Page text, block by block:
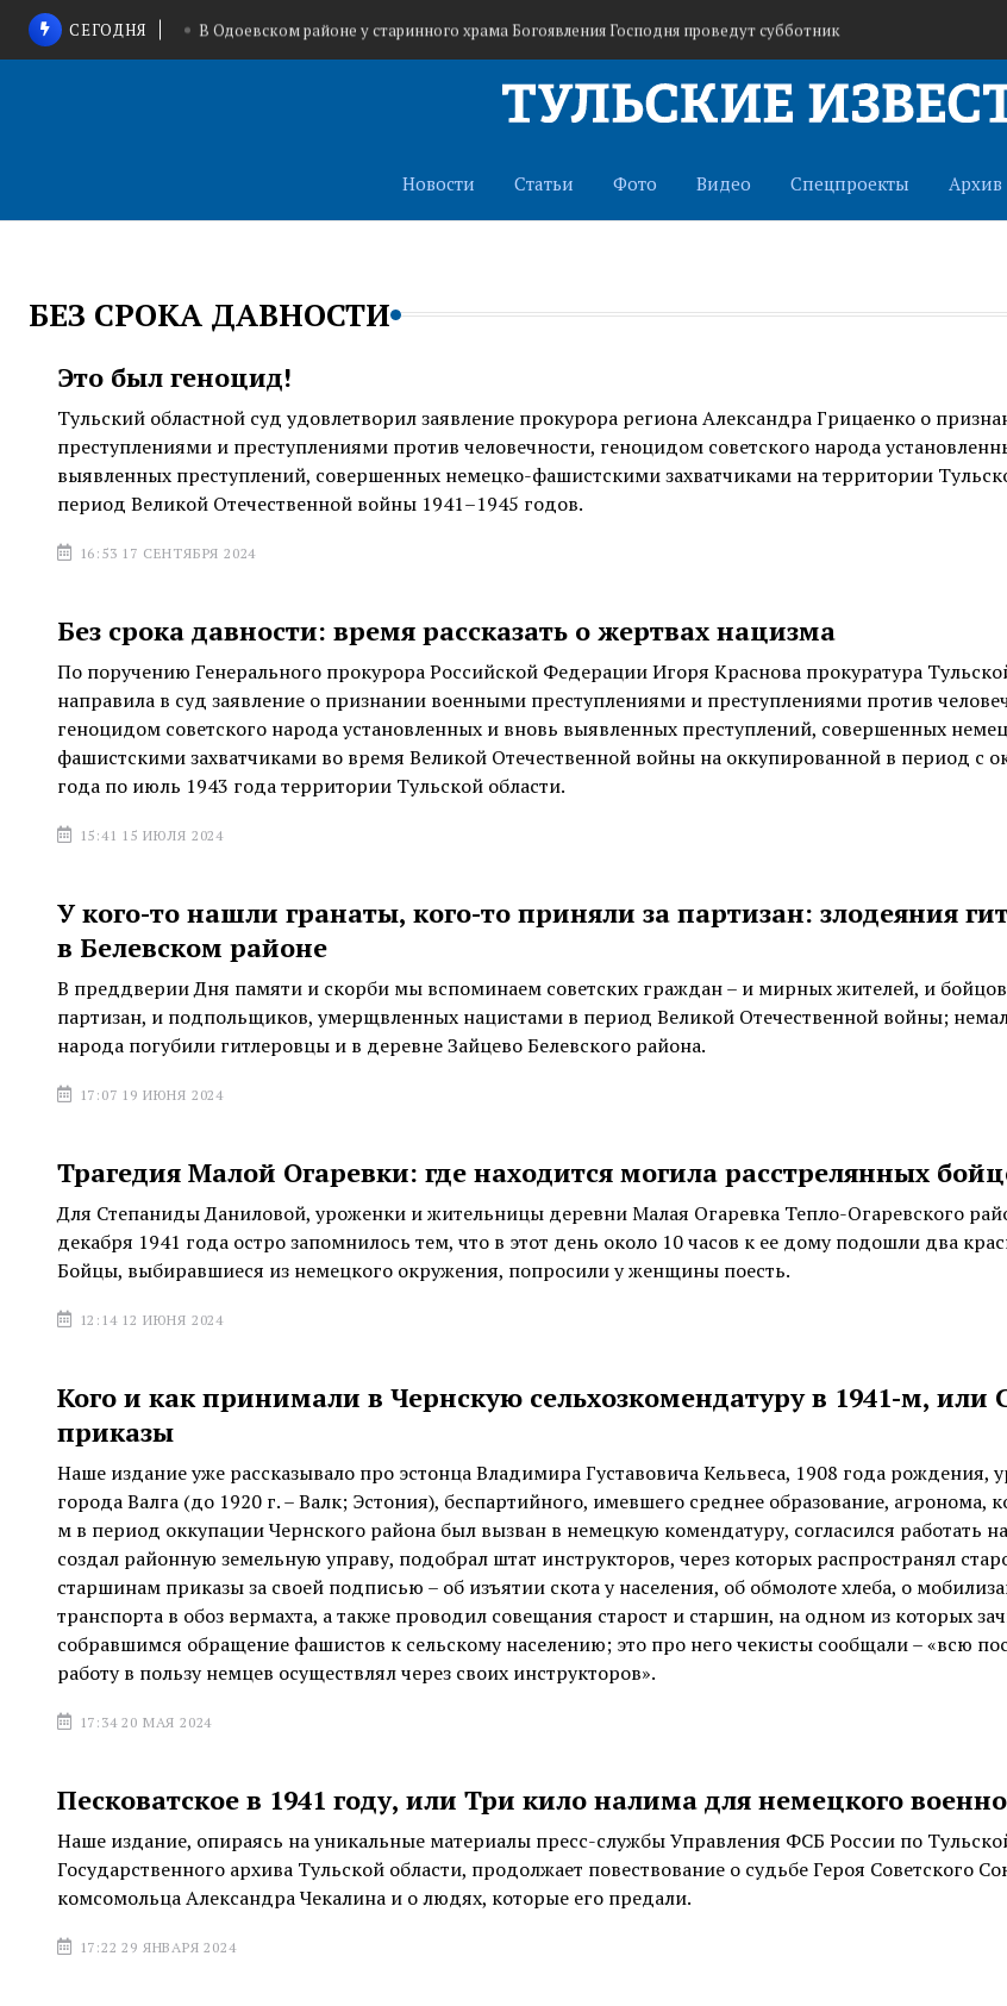
СЕГОДНЯ В Одоевском районе у старинного храма Богоявления Господня проведут субботник
В Тульской области идет набор добровольцев в отряд «БАРС-Тула» для защиты от БПЛА
Новости Статьи Фото Видео Спецпроекты Архив
БЕЗ СРОКА ДАВНОСТИ
Это был геноцид!
Тульский областной суд удовлетворил заявление прокурора региона Александра Грицаенко о
преступлениями и преступлениями против человечности, геноцидом советского народа
выявленных преступлений, совершенных немецко-фашистскими захватчиками на территории
период Великой Отечественной войны 1941–1945 годов.
16:53 17 СЕНТЯБРЯ 2024
Без срока давности: время рассказать о жертвах нацизма
По поручению Генерального прокурора Российской Федерации Игоря Краснова прокуратура
направила в суд заявление о признании военными преступлениями и преступлениями против
геноцидом советского народа установленных и вновь выявленных преступлений, совершенных
фашистскими захватчиками во время Великой Отечественной войны на оккупированной в период с
года по июль 1943 года территории Тульской области.
15:41 15 ИЮЛЯ 2024
У кого-то нашли гранаты, кого-то приняли за партизан: злодеяния
в Белевском районе
В преддверии Дня памяти и скорби мы вспоминаем советских граждан – и мирных жителей, и
партизан, и подпольщиков, умерщвленных нацистами в период Великой Отечественной войны;
народа погубили гитлеровцы и в деревне Зайцево Белевского района.
17:07 19 ИЮНЯ 2024
Трагедия Малой Огаревки: где находится могила расстрелянных
Для Степаниды Даниловой, уроженки и жительницы деревни Малая Огаревка Тепло-Огаревского
декабря 1941 года остро запомнилось тем, что в этот день около 10 часов к ее дому подошли два
Бойцы, выбиравшиеся из немецкого окружения, попросили у женщины поесть.
12:14 12 ИЮНЯ 2024
Кого и как принимали в Чернскую сельхозкомендатуру в 1941-м, или
приказы
Наше издание уже рассказывало про эстонца Владимира Густавовича Кельвеса, 1908 года рождения,
города Валга (до 1920 г. – Валк; Эстония), беспартийного, имевшего среднее образование, агронома,
м в период оккупации Чернского района был вызван в немецкую комендатуру, согласился работать
создал районную земельную управу, подобрал штат инструкторов, через которых распространял
старшинам приказы за своей подписью – об изъятии скота у населения, об обмолоте хлеба, о
транспорта в обоз вермахта, а также проводил совещания старост и старшин, на одном из которых
собравшимся обращение фашистов к сельскому населению; это про него чекисты сообщали – «всю
работу в пользу немцев осуществлял через своих инструкторов».
17:34 20 МАЯ 2024
Песковатское в 1941 году, или Три кило налима для немецкого
Наше издание, опираясь на уникальные материалы пресс-службы Управления ФСБ России по
Государственного архива Тульской области, продолжает повествование о судьбе Героя Советского
комсомольца Александра Чекалина и о людях, которые его предали.
17:22 29 ЯНВАРЯ 2024